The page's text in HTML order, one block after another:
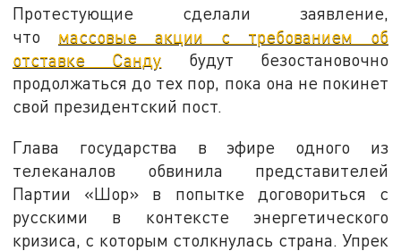
Протестующие сделали заявление,
что массовые акции с требованием об
отставке Санду будут безостановочно
продолжаться до тех пор, пока она не покинет
свой президентский пост.
Глава государства в эфире одного из
телеканалов обвинила представителей
Партии «Шор» в попытке договориться с
русскими в контексте энергетического
кризиса, с которым столкнулась страна. Упрек